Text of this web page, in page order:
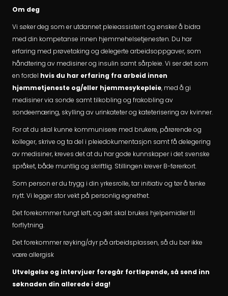
Om deg
Vi søker deg som er utdannet pleieassistent og ønsker å bidra
med din kompetanse innen hjemmehelsetjenesten. Du har
erfaring med prøvetaking og delegerte arbeidsoppgaver, som
håndtering av medisiner og insulin samt sårpleie. Vi ser det som
en fordel hvis du har erfaring fra arbeid innen
hjemmetjeneste og/eller hjemmesykepleie, med å gi
medisiner via sonde samt tilkobling og frakobling av
sondeernæring, skylling av urinkateter og kateterisering av kvinner.
For at du skal kunne kommunisere med brukere, pårørende og
kolleger, skrive og ta del i pleiedokumentasjon samt få delegering
av medisiner, kreves det at du har gode kunnskaper i det svenske
språket, både muntlig og skriftlig. Stillingen krever B-førerkort.
Som person er du trygg i din yrkesrolle, tar initiativ og tør å tenke
nytt. Vi legger stor vekt på personlig egnethet.
Det forekommer tungt løft, og det skal brukes hjelpemidler til
forflytning.
Det forekommer røyking/dyr på arbeidsplassen, så du bør ikke
være allergisk
Utvelgelse og intervjuer foregår fortløpende, så send inn
søknaden din allerede i dag!